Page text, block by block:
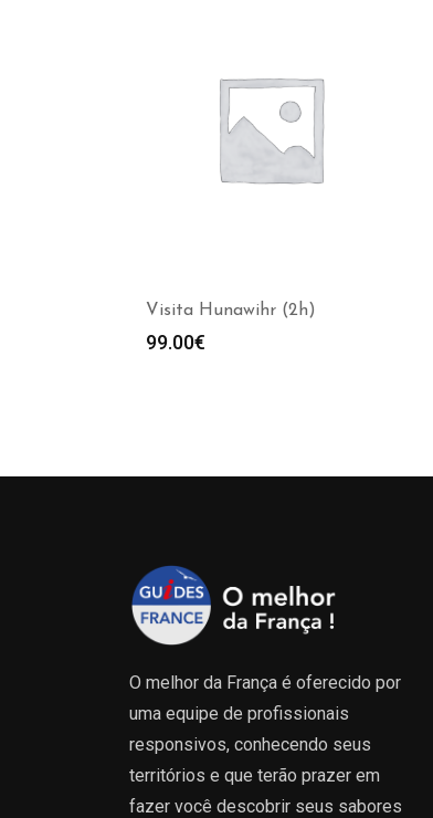
Visita Hunawihr (2h)
99.00€
O melhor da França é oferecido por
uma equipe de profissionais
responsivos, conhecendo seus
territórios e que terão prazer em
fazer você descobrir seus sabores